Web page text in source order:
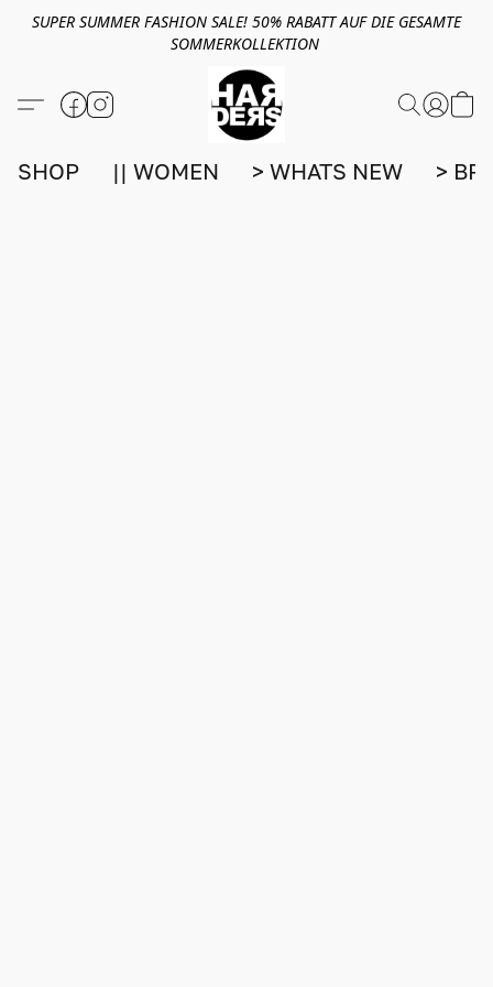
SUPER SUMMER FASHION SALE! 50% RABATT AUF DIE GESAMTE
SOMMERKOLLEKTION
SHOP || WOMEN > WHATS NEW >